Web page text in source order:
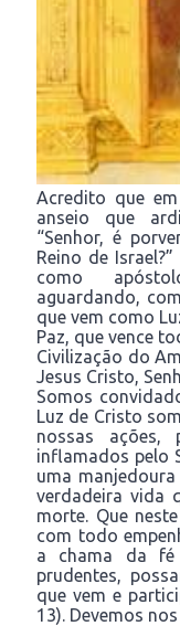
Acredito que
anseio que
“Senhor, é
Reino de
como
aguardando,
que vem como
Paz, que vence
Civilização do
Jesus Cristo,
Somos
Luz de Cristo
nossas ações,
inflamados pelo
uma
verdadeira vida
morte. Que
com todo
a chama da fé
prudentes,
que vem e
13). Devemos